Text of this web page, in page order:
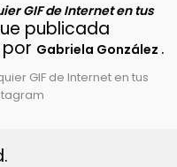
GIF de Internet en tus
publicada
por Gabriela González .
GIF de Internet en tus